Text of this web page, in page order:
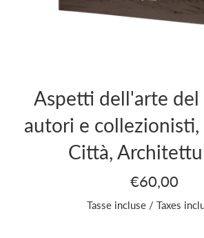
Aspetti dell'arte del
autori e
Città,
Prezzo
listino
€60,00
Tasse incluse / Taxes